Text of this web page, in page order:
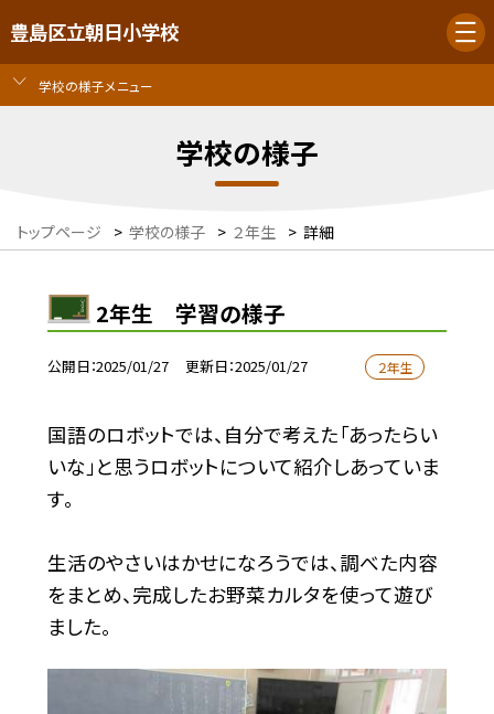
豊島区立朝日小学校
学校の様子メニュー
学校の様子
トップページ > 学校の様子 > ２年生 > 詳細
2年生 学習の様子
公開日 2025/01/27 更新日 2025/01/27 ２年生
国語のロボットでは、自分で考えた「あったらい
いな」と思うロボットについて紹介しあっていま
す。
生活のやさいはかせになろうでは、調べた内容
をまとめ、完成したお野菜カルタを使って遊び
ました。